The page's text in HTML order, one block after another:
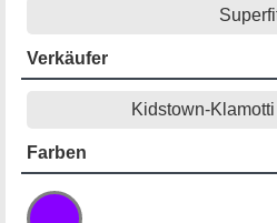
Verkäufer
Kidstown-
Farben